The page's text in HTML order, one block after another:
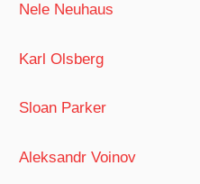
Nele Neuhaus
Karl Olsberg
Sloan Parker
Aleksandr Voinov